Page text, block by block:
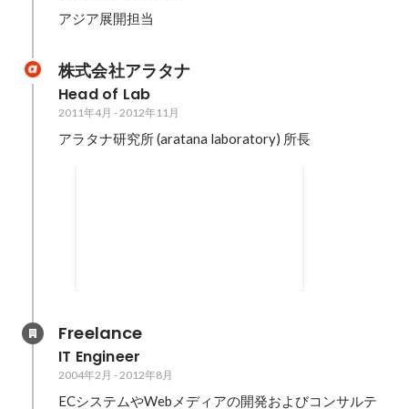
アジア展開担当
株式会社アラタナ
Head of Lab
2011年4月 -2012年11月
アラタナ研究所 (aratana laboratory) 所長
Freelance
IT Engineer
2004年2月 -2012年8月
ECシステムやWebメディアの開発およびコンサルテ